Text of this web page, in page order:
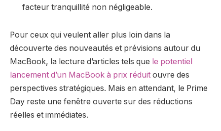
facteur tranquillité non négligeable.
Pour ceux qui veulent aller plus loin dans la
découverte des nouveautés et prévisions autour du
MacBook, la lecture d’articles tels que le potentiel
lancement d’un MacBook à prix réduit ouvre des
perspectives stratégiques. Mais en attendant, le Prime
Day reste une fenêtre ouverte sur des réductions
réelles et immédiates.